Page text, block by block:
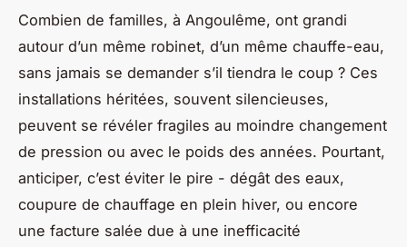
Combien de familles, à Angoulême, ont grandi
autour d’un même robinet, d’un même chauffe-eau,
sans jamais se demander s’il tiendra le coup ? Ces
installations héritées, souvent silencieuses,
peuvent se révéler fragiles au moindre changement
de pression ou avec le poids des années. Pourtant,
anticiper, c’est éviter le pire - dégât des eaux,
coupure de chauffage en plein hiver, ou encore
une facture salée due à une inefficacité